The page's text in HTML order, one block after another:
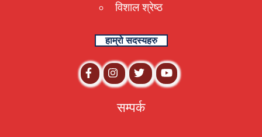
विशाल श्रेष्ठ
हाम्रो सदस्यहरु
सम्पर्क